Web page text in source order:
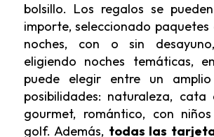
bolsillo. Los regalos se
importe, seleccionado
noches, con o sin
eligiendo noches temáticas,
puede elegir entre un
posibilidades: naturaleza, cata
gourmet, romántico, con
golf. Además, todas las